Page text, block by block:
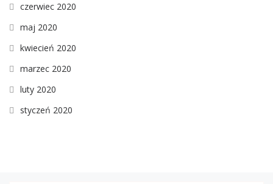
czerwiec 2020
maj 2020
kwiecień 2020
marzec 2020
luty 2020
styczeń 2020